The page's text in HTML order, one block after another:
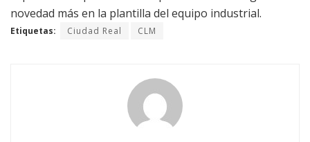
novedad más en la plantilla del equipo industrial.
Etiquetas: Ciudad Real CLM